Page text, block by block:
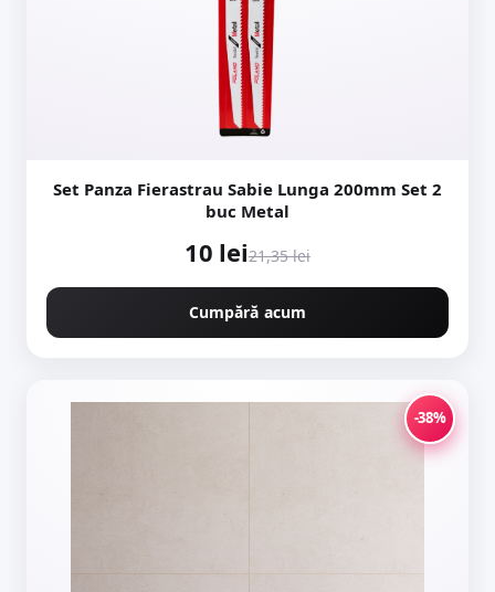
Set Panza Fierastrau Sabie Lunga 200mm Set 2
buc Metal
10 lei21,35 lei
Cumpără acum
-38%